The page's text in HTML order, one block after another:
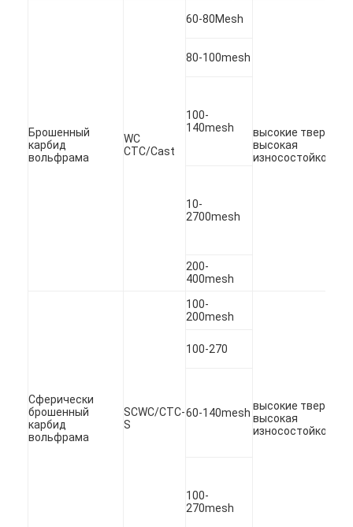
Термальные порошки брызг
Порошок хромия никеля
Лепешка цементированного карбида
Порошок для лазерного покрытия
Керамический порошок окиси
Брошенный
карбид
вольфрама
WC
CTC/Cast
60-80Mesh
высокие
высокая
износостойкость.
80-100mesh
100-
140mesh
10-
2700mesh
200-
400mesh
Сферически
брошенный
карбид
вольфрама
SCWC/CTC-
S
100-
200mesh
высокие
высокая
износостойкость.
100-270
60-140mesh
100-
270mesh